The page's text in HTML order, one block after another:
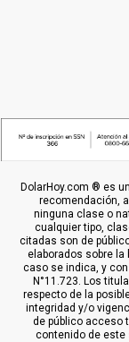
DolarHoy.com ® es
recomendación,
ninguna clase o
cualquier tipo,
citadas son de
elaborados sobre
caso se indica, y
N°11.723. Los
respecto de la
integridad y/o
de público acceso
contenido de este